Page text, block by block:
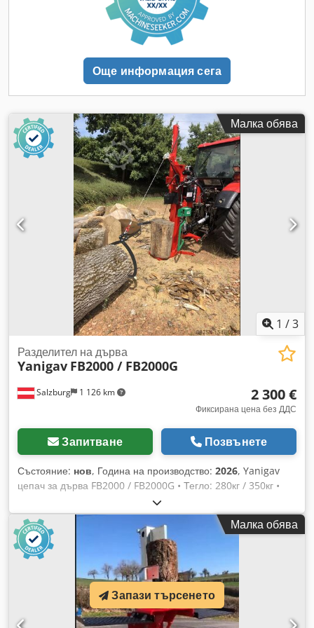
транспортьор 4,2 м, с възможност за завъртане,
регулиране на скоростта на транспортьора, включително
охладител за масло, повдигач за трупи Japa 365,
хидравлична притискаща ролка. Цена по договаряне.
Оглед след предварителна уговорка. Dcedpfeykuwdsx
Още информация сега
Малка обява
1 /3
Salzburg 1 126 km
Разделител на дърва
Yanigav FB2000 / FB2000G
2 300 €
Фиксирана цена без ДДС
Запитване Позвънете
Състояние: нов, Година на производство: 2026, Yanigav
цепач за дърва FB2000 / FB2000G • Тегло: 280кг / 350кг •
Размери (ДxШxВ): 0,9x0,9x2,7м / 1,05x0,9x2,7м • Сила: 13т /
15т • Двигател: главно задвижване - карданен вал / главно
задвижване - карданен вал • Дължина на дървените трупи:
50-110см • Диаметър на дървените трупи: 30-60см •
Дължина на клина: 24см Dsdper D Ng Nefx Albjck Цена:
2300€ / 3300€
Малка обява
Запази търсенето